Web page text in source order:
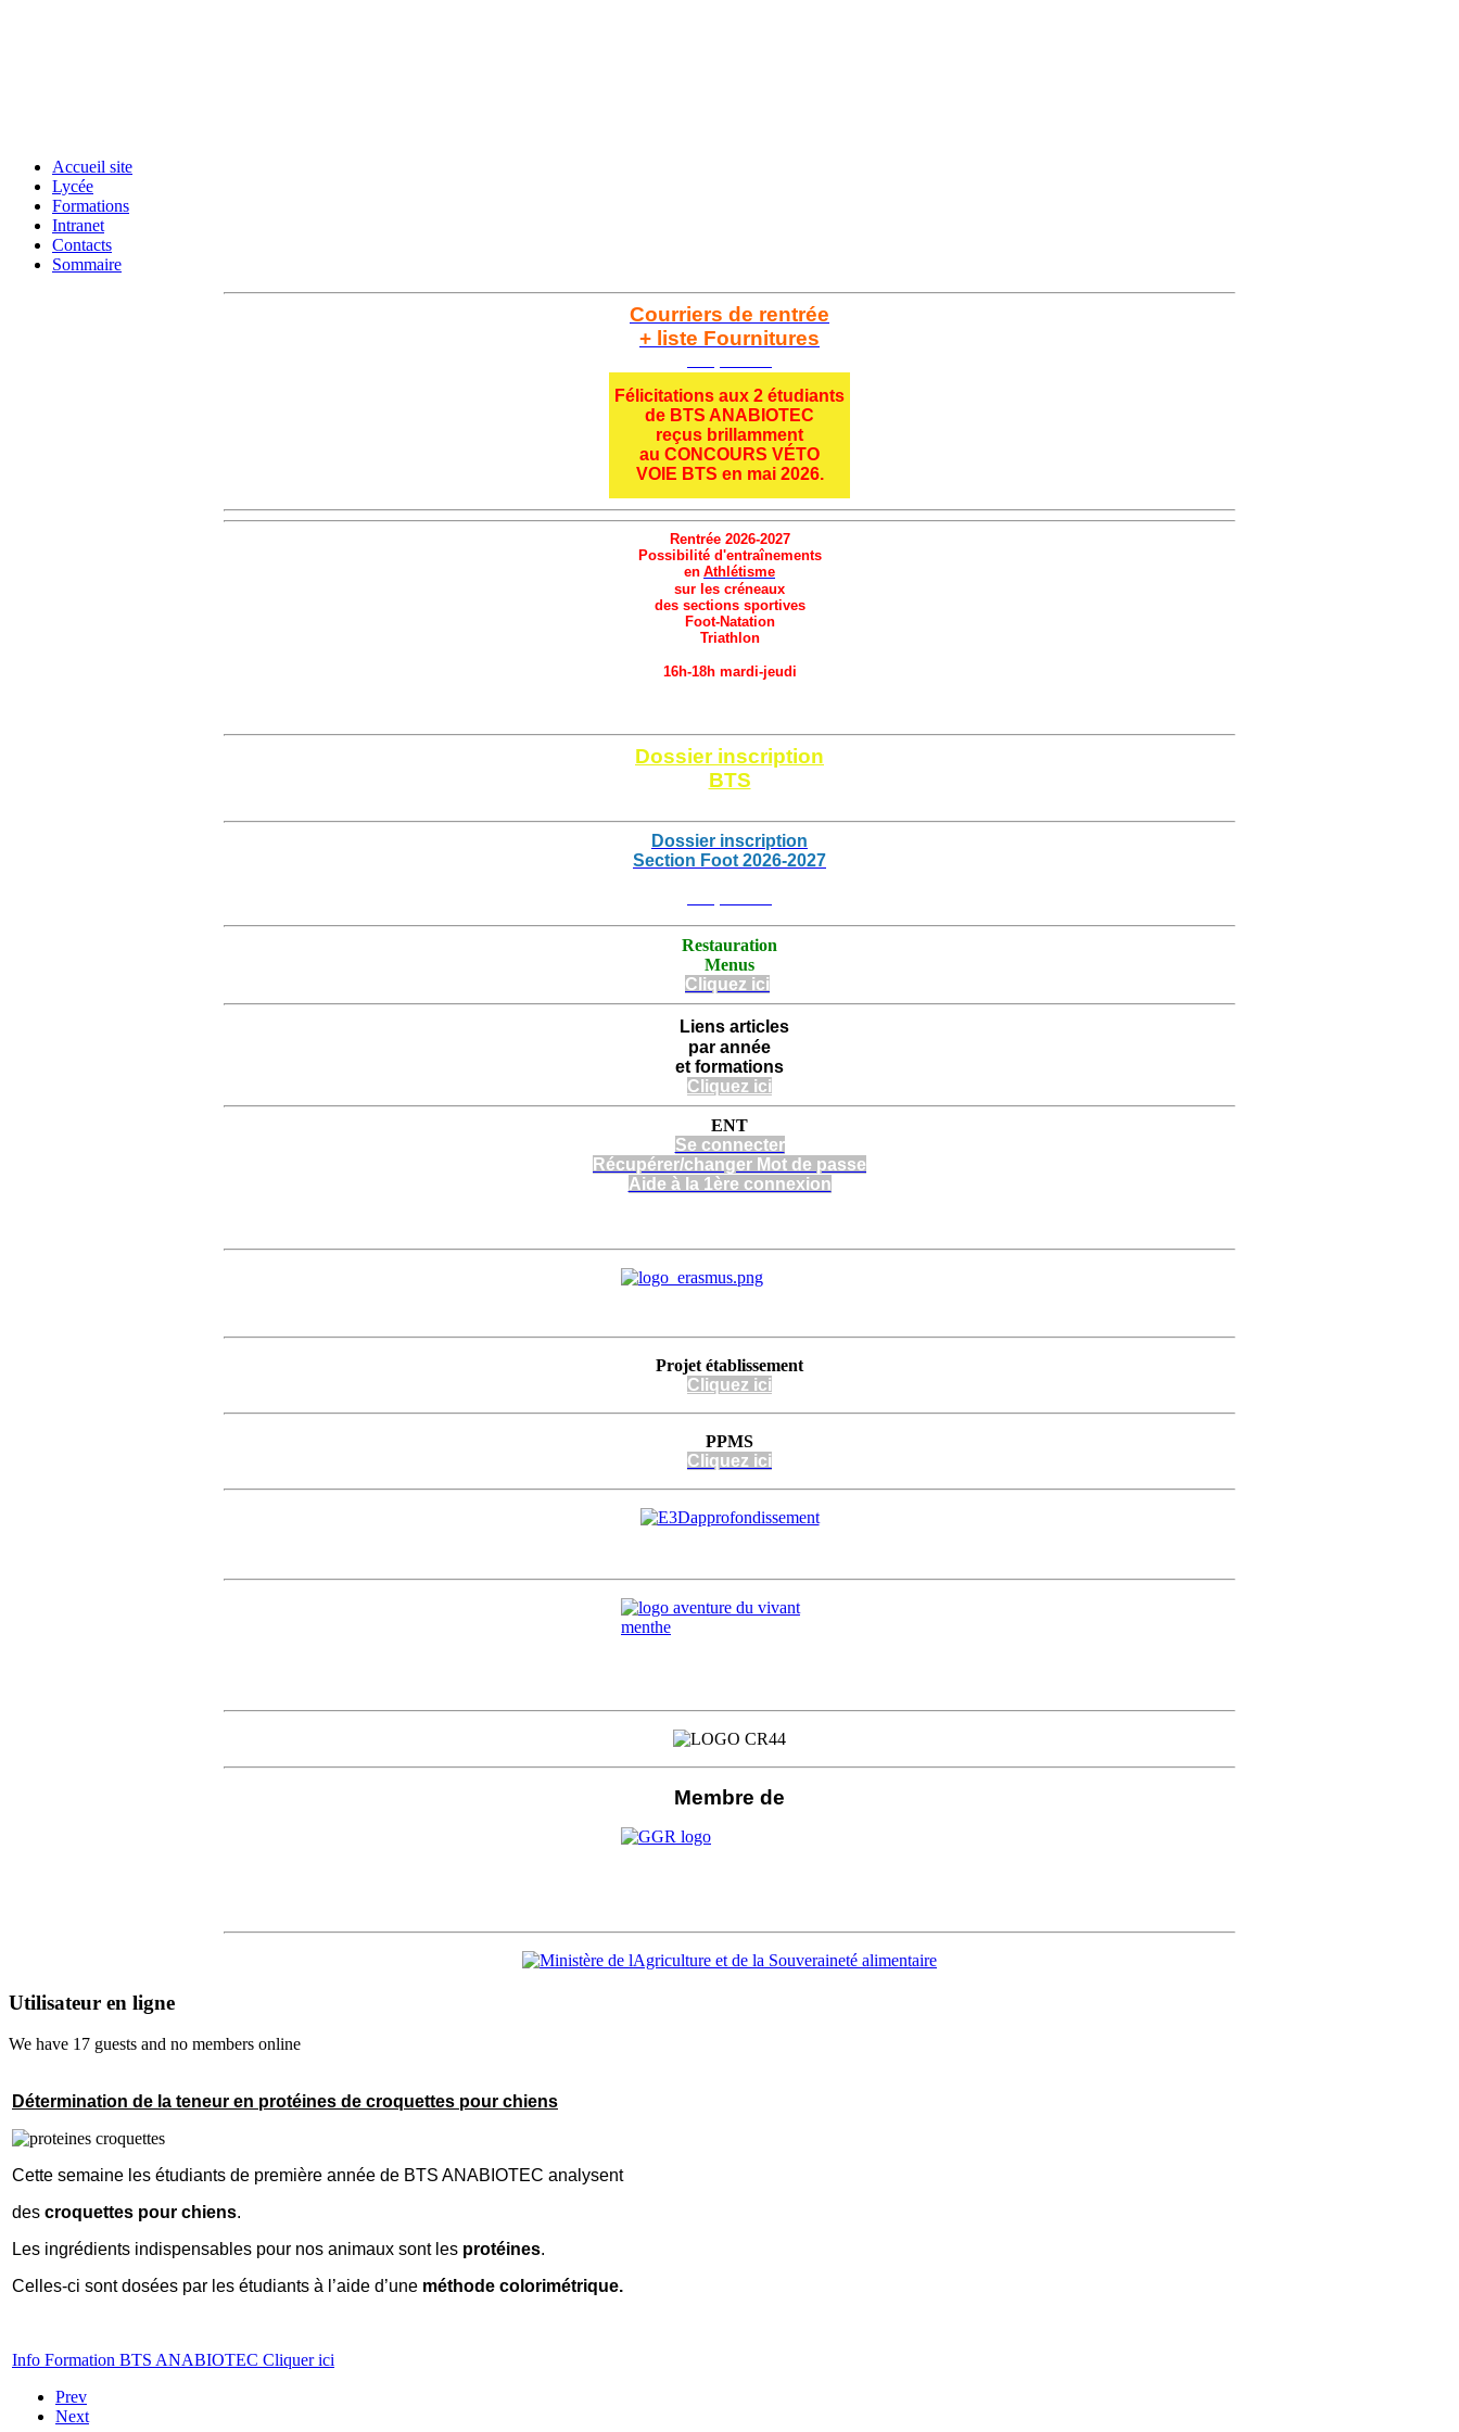
Accueil site
Lycée
Formations
Intranet
Contacts
Sommaire
Courriers de rentrée
+ liste Fournitures
Félicitations aux 2 étudiants
de BTS ANABIOTEC
reçus brillamment
au CONCOURS VÉTO
VOIE BTS en mai 2026.
Rentrée 2026-2027
Possibilité d'entraînements
en Athlétisme
sur les créneaux
des sections sportives
Foot-Natation
Triathlon
16h-18h mardi-jeudi
Dossier inscription
BTS
Dossier inscription
Section Foot 2026-2027
Restauration
Menus
Cliquez ici
Liens articles
par année
et formations
Cliquez ici
ENT
Se connecter
Récupérer/changer Mot de passe
Aide à la 1ère connexion
Projet établissement
Cliquez ici
PPMS
Cliquez ici
Membre de
Utilisateur en ligne
We have 17 guests and no members online
Détermination de la teneur en protéines de croquettes pour chiens
Cette semaine les étudiants de première année de BTS ANABIOTEC analysent
des croquettes pour chiens.
Les ingrédients indispensables pour nos animaux sont les protéines.
Celles-ci sont dosées par les étudiants à l’aide d’une méthode colorimétrique.
Info Formation BTS ANABIOTEC Cliquer ici
Prev
Next